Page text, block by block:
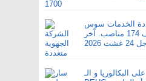
الخدمات سوس
ماسة : مباريات لتوظيف 174 مناصب. آخر
غشت 2026
البكالوريا و الـ